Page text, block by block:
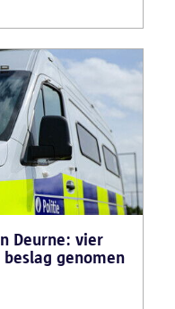
gevonden.
Deurne: vier
genomen